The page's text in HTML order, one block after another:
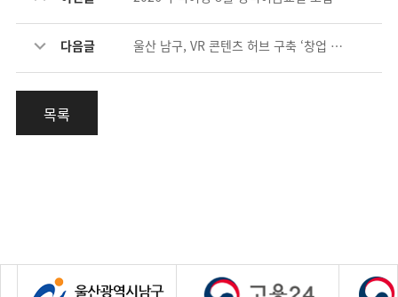
다음글 울산 남구, VR 콘텐츠 허브 구축 ‘창업 아이디어톤’ 개최
목록